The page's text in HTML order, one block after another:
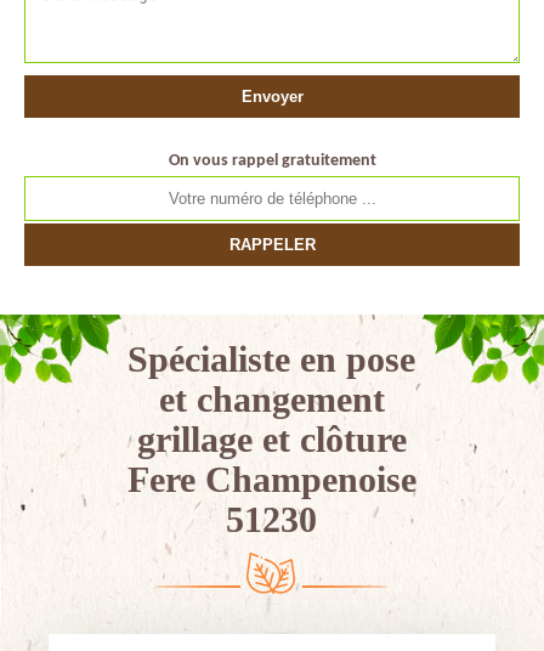
On vous rappel gratuitement
Spécialiste en pose
et changement
grillage et clôture
Fere Champenoise
51230